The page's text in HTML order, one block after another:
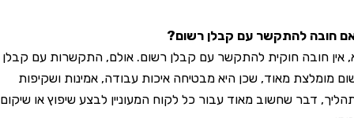
להתקשר עם קבלן רשום?
חובה חוקית להתקשר עם קבלן רשום. אולם, התקשרות עם קבלן
מאוד, שכן היא מבטיחה איכות עבודה, אמינות ושקיפות
דבר שחשוב מאוד עבור כל לקוח המעוניין לבצע שיפוץ או שיקום